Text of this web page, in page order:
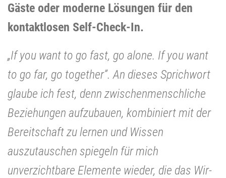
Gäste oder moderne Lösungen für den
kontaktlosen Self-Check-In.
„If you want to go fast, go alone. If you want
to go far, go together”.An dieses Sprichwort
glaube ich fest, denn zwischenmenschliche
Beziehungen aufzubauen, kombiniert mit der
Bereitschaft zu lernen und Wissen
auszutauschen spiegeln für mich
unverzichtbare Elemente wieder, die das Wir-